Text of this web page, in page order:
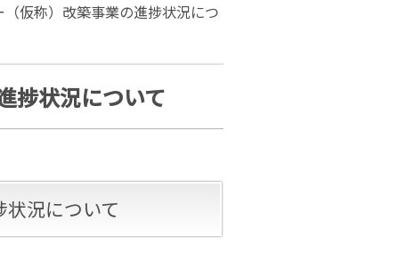
仮称）改築事業の進捗状況につ
捗状況について
況について